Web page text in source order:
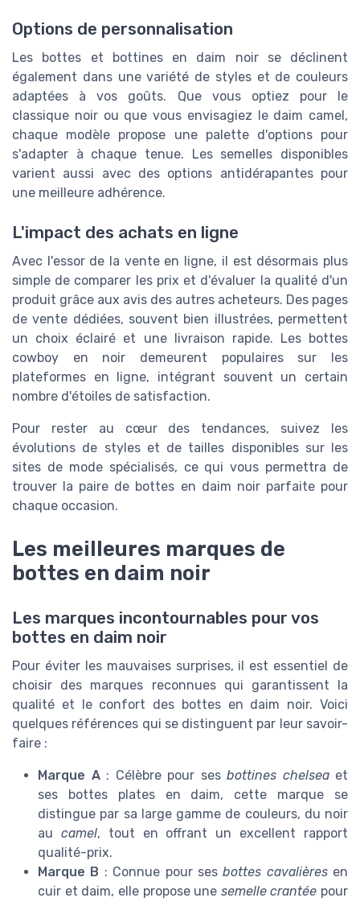
Options de personnalisation
Les bottes et bottines en daim noir se déclinent
également dans une variété de styles et de couleurs
adaptées à vos goûts. Que vous optiez pour le
classique noir ou que vous envisagiez le daim camel,
chaque modèle propose une palette d'options pour
s'adapter à chaque tenue. Les semelles disponibles
varient aussi avec des options antidérapantes pour
une meilleure adhérence.
L'impact des achats en ligne
Avec l'essor de la vente en ligne, il est désormais plus
simple de comparer les prix et d'évaluer la qualité d'un
produit grâce aux avis des autres acheteurs. Des pages
de vente dédiées, souvent bien illustrées, permettent
un choix éclairé et une livraison rapide. Les bottes
cowboy en noir demeurent populaires sur les
plateformes en ligne, intégrant souvent un certain
nombre d'étoiles de satisfaction.
Pour rester au cœur des tendances, suivez les
évolutions de styles et de tailles disponibles sur les
sites de mode spécialisés, ce qui vous permettra de
trouver la paire de bottes en daim noir parfaite pour
chaque occasion.
Les meilleures marques de
bottes en daim noir
Les marques incontournables pour vos
bottes en daim noir
Pour éviter les mauvaises surprises, il est essentiel de
choisir des marques reconnues qui garantissent la
qualité et le confort des bottes en daim noir. Voici
quelques références qui se distinguent par leur savoir-
faire :
Marque A: Célèbre pour ses bottines chelseaet
ses bottes plates en daim, cette marque se
distingue par sa large gamme de couleurs, du noir
au camel, tout en offrant un excellent rapport
qualité-prix.
Marque B : Connue pour sesbottes cavalièresen
cuir et daim, elle propose une semelle crantée pour